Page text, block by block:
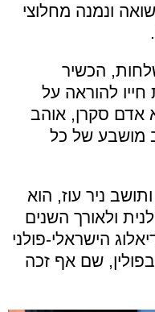
ונמנה מחלוצי
הכשיר
להוראה על
אדם סקרן, אוהב
מושבע של כל
ניר עוז, הוא
ולאורך השנים
הישראלי-פולני
שם אף זכה